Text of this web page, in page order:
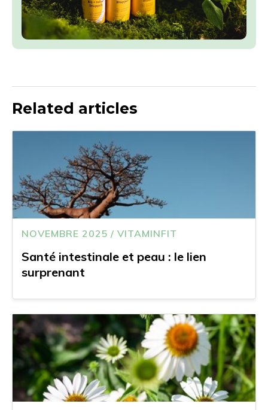
Related articles
NOVEMBRE 2025 / VITAMINFIT
Santé intestinale et peau : le lien
surprenant